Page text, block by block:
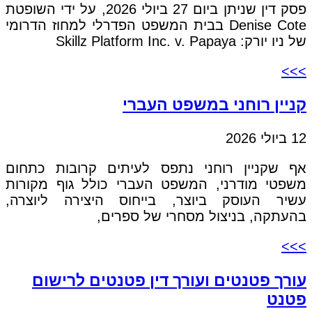
פסק דין שניתן ביום 27 ביולי 2026, על ידי השופטת
Denise Cote בבית המשפט הפדרלי למחוז הדרומי
של ניו יורק: Skillz Platform Inc. v. Papaya
>>>
קניין רוחני במשפט העברי
12 ביולי 2026
אף שקניין רוחני נתפס לעיתים קרובות כתחום
משפטי מודרני, המשפט העברי כולל גוף מקורות
עשיר העוסק ביוצר, בייחוס היצירה ליוצרה,
בהעתקה, בניצול מסחרי של ספרים,
>>>
עורך פטנטים ועורך דין פטנטים לרישום
פטנט